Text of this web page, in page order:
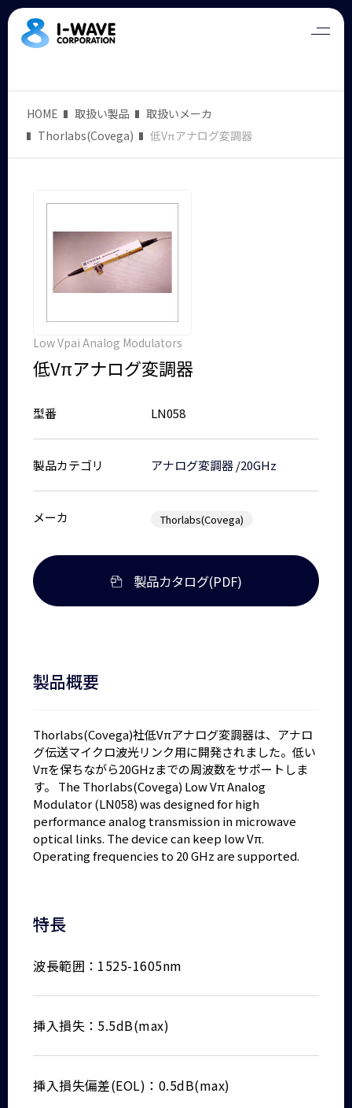
HOME 取扱い製品
取扱いメーカ
Thorlabs(Covega)
低Vπアナログ変調器
Low Vpai Analog Modulators
低Vπアナログ変調器
型番 LN058
製品カテゴリ アナログ変調器/20GHz
メーカ Thorlabs(Covega)
製品カタログ(PDF)
製品概要
Thorlabs(Covega)社低Vπアナログ変調器は、アナロ
グ伝送マイクロ波光リンク用に開発されました。低い
Vπを保ちながら20GHzまでの周波数をサポートしま
す。 The Thorlabs(Covega) Low Vπ Analog
Modulator (LN058) was designed for high
performance analog transmission in microwave
optical links. The device can keep low Vπ.
Operating frequencies to 20 GHz are supported.
特長
波長範囲：1525-1605nm
挿入損失：5.5dB(max)
挿入損失偏差(EOL)：0.5dB(max)